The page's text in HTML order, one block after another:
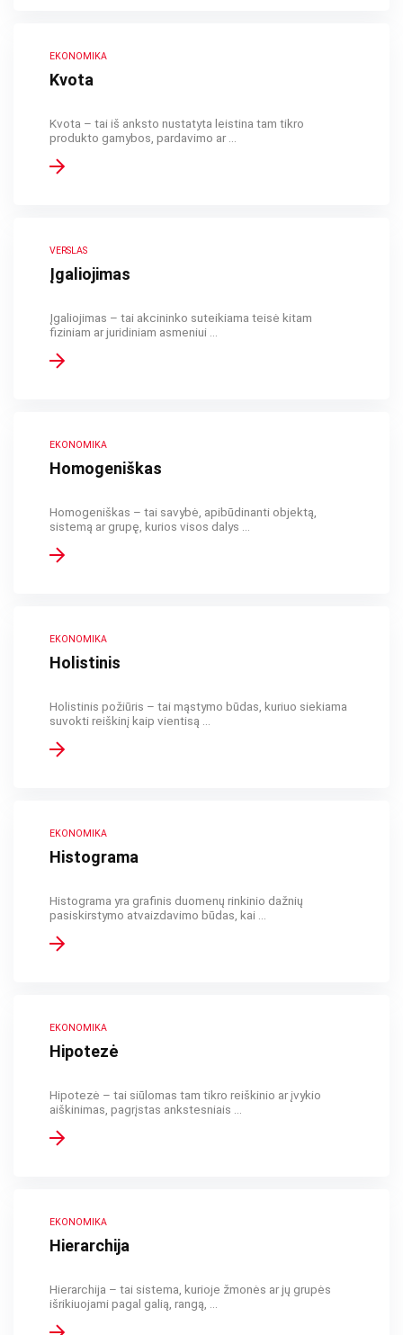
EKONOMIKA
Kvota
Kvota – tai iš anksto nustatyta leistina tam tikro
produkto gamybos, pardavimo ar ...
VERSLAS
Įgaliojimas
Įgaliojimas – tai akcininko suteikiama teisė kitam
fiziniam ar juridiniam asmeniui ...
EKONOMIKA
Homogeniškas
Homogeniškas – tai savybė, apibūdinanti objektą,
sistemą ar grupę, kurios visos dalys ...
EKONOMIKA
Holistinis
Holistinis požiūris – tai mąstymo būdas, kuriuo siekiama
suvokti reiškinį kaip vientisą ...
EKONOMIKA
Histograma
Histograma yra grafinis duomenų rinkinio dažnių
pasiskirstymo atvaizdavimo būdas, kai ...
EKONOMIKA
Hipotezė
Hipotezė – tai siūlomas tam tikro reiškinio ar įvykio
aiškinimas, pagrįstas ankstesniais ...
EKONOMIKA
Hierarchija
Hierarchija – tai sistema, kurioje žmonės ar jų grupės
išrikiuojami pagal galią, rangą, ...